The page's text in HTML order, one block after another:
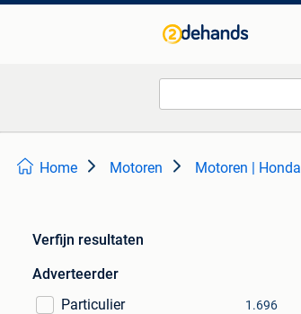
Home Motoren Motoren | Honda
Verfijn resultaten
Adverteerder
Particulier
1.696